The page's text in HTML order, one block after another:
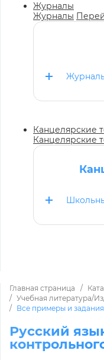
Журналы
Журналы
Канцелярские
Канцелярские
Главная страница
Учебная литература/
Все примеры и
Русский